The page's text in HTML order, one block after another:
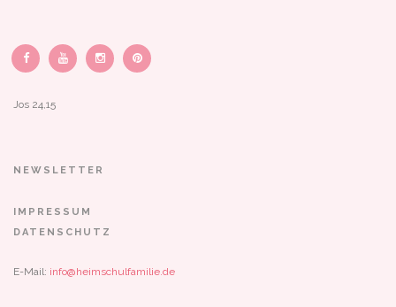
Jos 24,15
NEWSLETTER
IMPRESSUM
DATENSCHUTZ
E-Mail: info@heimschulfamilie.de